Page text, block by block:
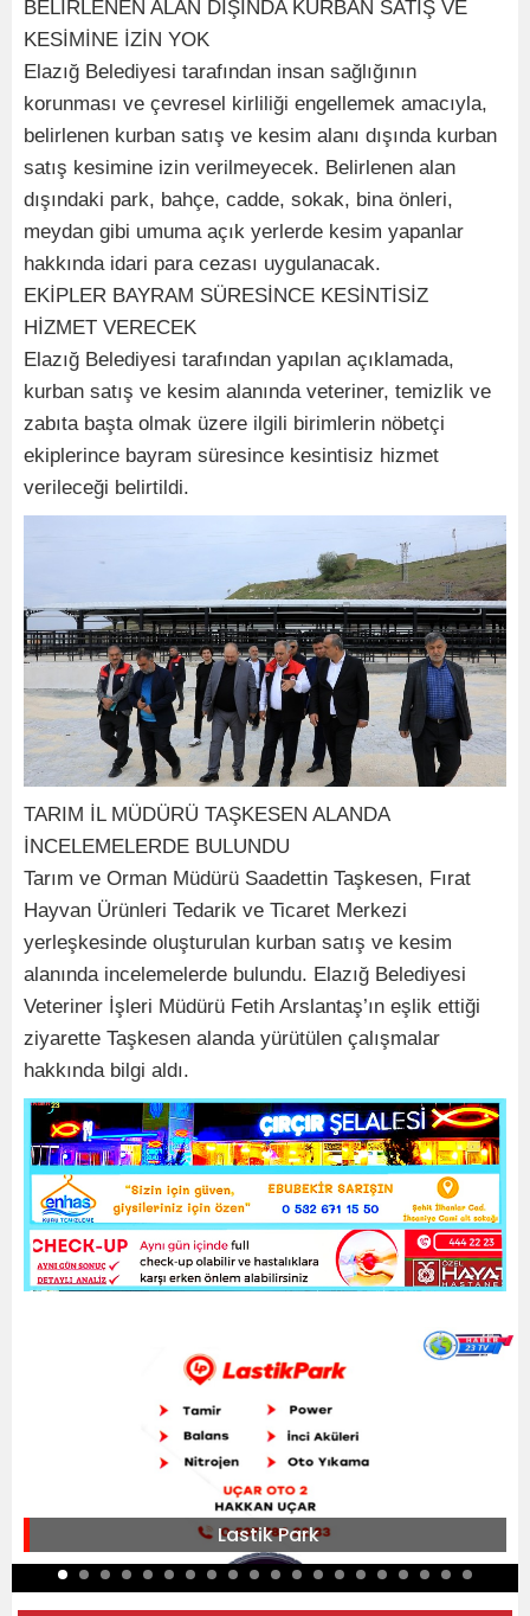
BELİRLENEN ALAN DIŞINDA KURBAN SATIŞ VE
KESİMİNE İZİN YOK
Elazığ Belediyesi tarafından insan sağlığının
korunması ve çevresel kirliliği engellemek amacıyla,
belirlenen kurban satış ve kesim alanı dışında kurban
satış kesimine izin verilmeyecek. Belirlenen alan
dışındaki park, bahçe, cadde, sokak, bina önleri,
meydan gibi umuma açık yerlerde kesim yapanlar
hakkında idari para cezası uygulanacak.
EKİPLER BAYRAM SÜRESİNCE KESİNTİSİZ
HİZMET VERECEK
Elazığ Belediyesi tarafından yapılan açıklamada,
kurban satış ve kesim alanında veteriner, temizlik ve
zabıta başta olmak üzere ilgili birimlerin nöbetçi
ekiplerince bayram süresince kesintisiz hizmet
verileceği belirtildi.
TARIM İL MÜDÜRÜ TAŞKESEN ALANDA
İNCELEMELERDE BULUNDU
Tarım ve Orman Müdürü Saadettin Taşkesen, Fırat
Hayvan Ürünleri Tedarik ve Ticaret Merkezi
yerleşkesinde oluşturulan kurban satış ve kesim
alanında incelemelerde bulundu. Elazığ Belediyesi
Veteriner İşleri Müdürü Fetih Arslantaş’ın eşlik ettiği
ziyarette Taşkesen alanda yürütülen çalışmalar
hakkında bilgi aldı.
Lastik Park